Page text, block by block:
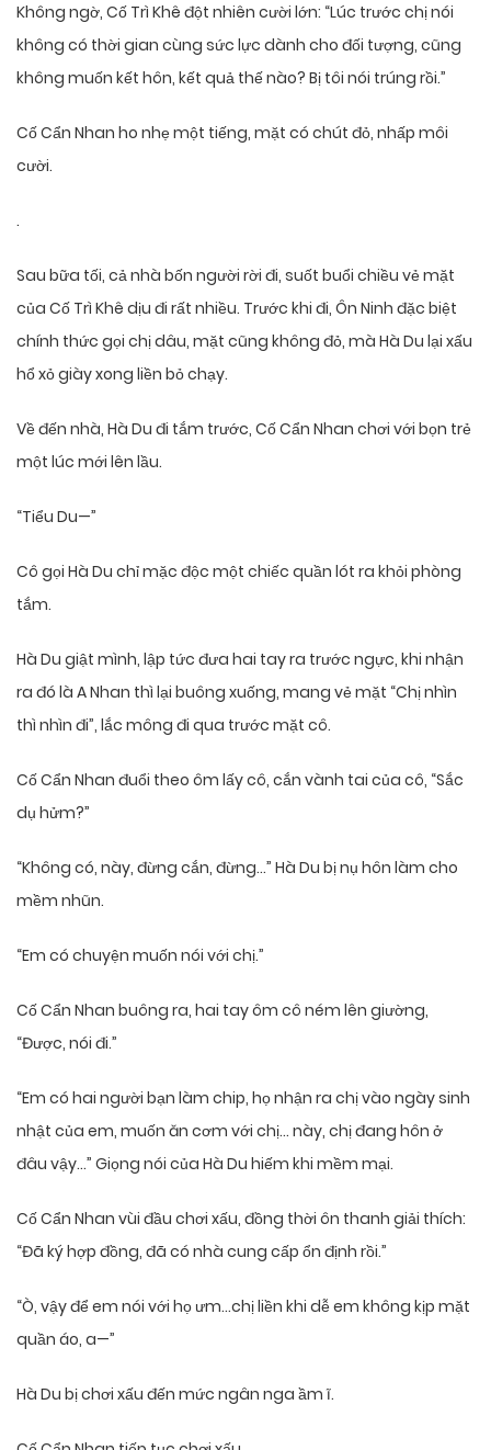
Không ngờ, Cố Trì Khê đột nhiên cười lớn: “Lúc trước chị nói
không có thời gian cùng sức lực dành cho đối tượng, cũng
không muốn kết hôn, kết quả thế nào? Bị tôi nói trúng rồi.”
Cố Cẩn Nhan ho nhẹ một tiếng, mặt có chút đỏ, nhấp môi
cười.
.
Sau bữa tối, cả nhà bốn người rời đi, suốt buổi chiều vẻ mặt
của Cố Trì Khê dịu đi rất nhiều. Trước khi đi, Ôn Ninh đặc biệt
chính thức gọi chị dâu, mặt cũng không đỏ, mà Hà Du lại xấu
hổ xỏ giày xong liền bỏ chạy.
Về đến nhà, Hà Du đi tắm trước, Cố Cẩn Nhan chơi với bọn trẻ
một lúc mới lên lầu.
“Tiểu Du—”
Cô gọi Hà Du chỉ mặc độc một chiếc quần lót ra khỏi phòng
tắm.
Hà Du giật mình, lập tức đưa hai tay ra trước ngực, khi nhận
ra đó là A Nhan thì lại buông xuống, mang vẻ mặt “Chị nhìn
thì nhìn đi”, lắc mông đi qua trước mặt cô.
Cố Cẩn Nhan đuổi theo ôm lấy cô, cắn vành tai của cô, “Sắc
dụ hửm?”
“Không có, này, đừng cắn, đừng…” Hà Du bị nụ hôn làm cho
mềm nhũn.
“Em có chuyện muốn nói với chị.”
Cố Cẩn Nhan buông ra, hai tay ôm cô ném lên giường,
“Được, nói đi.”
“Em có hai người bạn làm chip, họ nhận ra chị vào ngày sinh
nhật của em, muốn ăn cơm với chị… này, chị đang hôn ở
đâu vậy…” Giọng nói của Hà Du hiếm khi mềm mại.
Cố Cẩn Nhan vùi đầu chơi xấu, đồng thời ôn thanh giải thích:
“Đã ký hợp đồng, đã có nhà cung cấp ổn định rồi.”
“Ò, vậy để em nói với họ ưm…chị liền khi dễ em không kịp mặt
quần áo, a—”
Hà Du bị chơi xấu đến mức ngân nga ầm ĩ.